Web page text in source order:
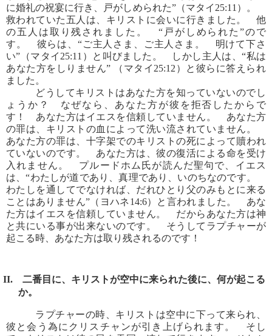
に婚礼の祝宴に行き、戸がしめられた”（マタイ25:11）。
救われていた五人は、キリストに会いに行きました。 他
の五人は取り残されました。 “戸がしめられた”ので
す。 彼らは、“ご主人さま、ご主人さま。 明けて下さ
い”（マタイ25:11）と叫びました。 しかし主人は、“私は
あなた方をしりません” （マタイ25:12）と彼らに答えられ
ました。
どうしてキリストはあなた方を知っていないのでし
ょうか？ なぜなら、あなた方が彼を拒否したからで
す！ あなた方はイエスを信頼していません。 あなた方
の罪は、キリストの血によって洗い流されていません。
あなた方の罪は、十字架でのキリストの死によって贖われ
ていないのです。 あなた方は、彼の復活による命を受け
入れません。 プルードホム氏が読んだ聖句で、イエス
は、“わたしが道であり、真理であり、いのちなのです。
わたしを通してでなければ、だれひとり父のみもとに来る
ことはありません”（ヨハネ14:6）と言われました。 あな
た方はイエスを信頼していません。 だからあなた方は神
と共にいる事が出来ないのです。 そうしてラプチャーが
起こる時、あなた方は取り残されるのです！
II. 二番目に、キリストが空中に来られた後に、何が起こる
か。
ラプチャーの時、キリストは空中に下って来られ、
彼と会う為にクリスチャンが引き上げられます。 そし